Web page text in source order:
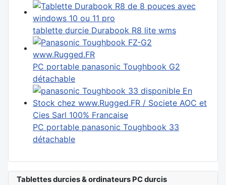
Tablettes durcies & ordinateurs PC durcis
tablette durcie Durabook R8 lite wms
PC portable panasonic Toughbook G2
détachable
PC portable panasonic Toughbook 33
détachable